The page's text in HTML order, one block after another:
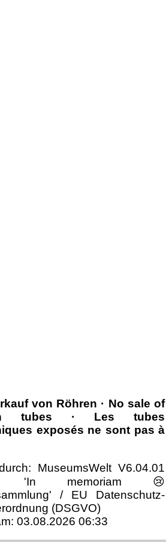
von Röhren · No sale of
tubes · Les tubes
exposés ne sont pas à
MuseumsWelt V6.04.01
'In memoriam 😢
/ EU Datenschutz-
(DSGVO)
03.08.2026 06:33